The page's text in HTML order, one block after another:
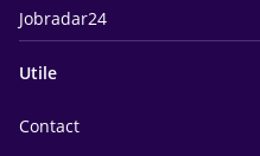
Jobradar24
Utile
Contact